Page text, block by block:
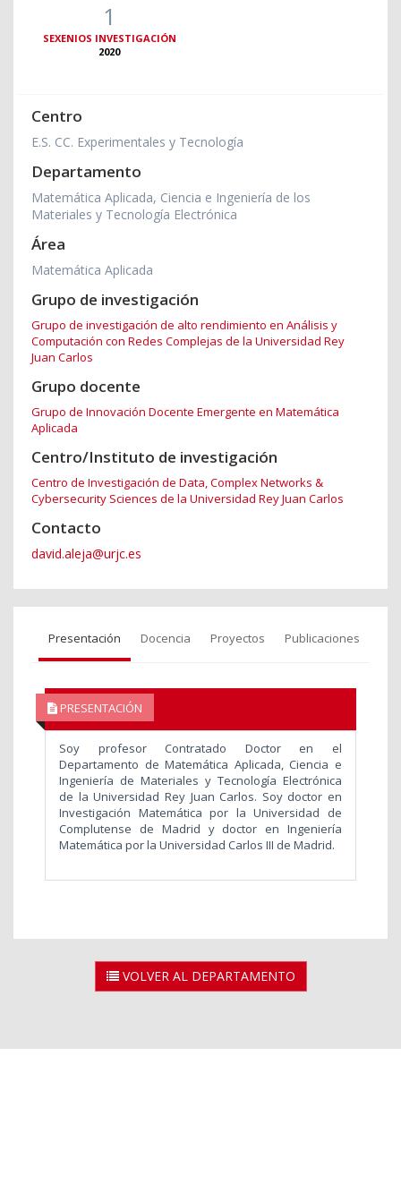
1
SEXENIOS INVESTIGACIÓN
2020
Centro
E.S. CC. Experimentales y Tecnología
Departamento
Matemática Aplicada, Ciencia e Ingeniería de los
Materiales y Tecnología Electrónica
Área
Matemática Aplicada
Grupo de investigación
Grupo de investigación de alto rendimiento en Análisis y
Computación con Redes Complejas de la Universidad Rey
Juan Carlos
Grupo docente
Grupo de Innovación Docente Emergente en Matemática
Aplicada
Centro/Instituto de investigación
Centro de Investigación de Data, Complex Networks &
Cybersecurity Sciences de la Universidad Rey Juan Carlos
Contacto
david.aleja@urjc.es
Presentación Docencia Proyectos Publicaciones
PRESENTACIÓN
Soy profesor Contratado Doctor en el
Departamento de Matemática Aplicada, Ciencia e
Ingeniería de Materiales y Tecnología Electrónica
de la Universidad Rey Juan Carlos. Soy doctor en
Investigación Matemática por la Universidad de
Complutense de Madrid y doctor en Ingeniería
Matemática por la Universidad Carlos III de Madrid.
VOLVER AL DEPARTAMENTO